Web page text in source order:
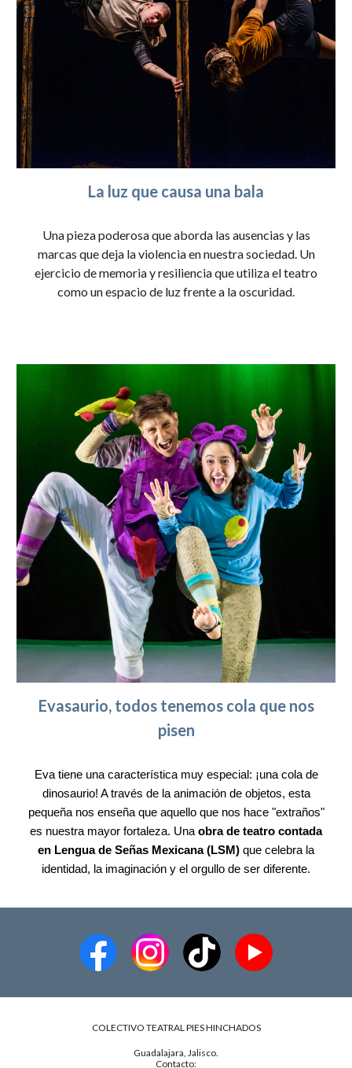
La luz que causa una bala
Una pieza poderosa que aborda las ausencias y las
marcas que deja la violencia en nuestra sociedad. Un
ejercicio de memoria y resiliencia que utiliza el teatro
como un espacio de luz frente a la oscuridad.
Evasaurio, todos tenemos cola que nos
pisen
Eva tiene una característica muy especial: ¡una cola de
dinosaurio! A través de la animación de objetos, esta
pequeña nos enseña que aquello que nos hace "extraños"
es nuestra mayor fortaleza. Una obra de teatro contada
en Lengua de Señas Mexicana (LSM) que celebra la
identidad, la imaginación y el orgullo de ser diferente.
COLECTIVO TEATRAL PIES HINCHADOS
Guadalajara, Jalisco.
Contacto: